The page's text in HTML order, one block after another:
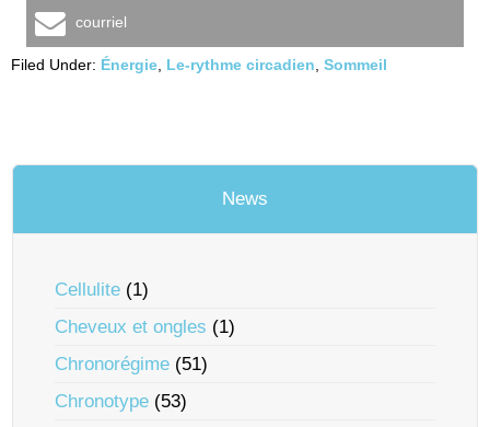
courriel
Filed Under: Énergie Le-rythme circadien Sommeil
News
Cellulite (1)
Cheveux et ongles (1)
Chronorégime (51)
Chronotype (53)